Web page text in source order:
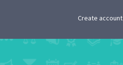
Create account